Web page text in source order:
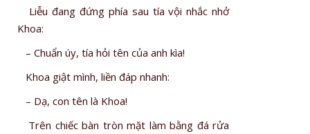
Liễu đang đứng phía sau tía vội nhắc nhở
Khoa:
– Chuẩn úy, tía hỏi tên của anh kìa!
Khoa giật mình, liền đáp nhanh:
– Dạ, con tên là Khoa!
Trên chiếc bàn tròn mặt làm bằng đá rửa